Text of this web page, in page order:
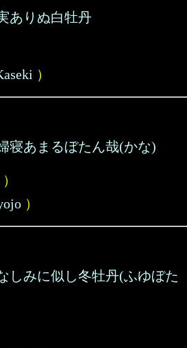
ありぬ白牡丹
）
寝あまるぼたん哉(かな)
）
）
しみに似し冬牡丹(ふゆぼた